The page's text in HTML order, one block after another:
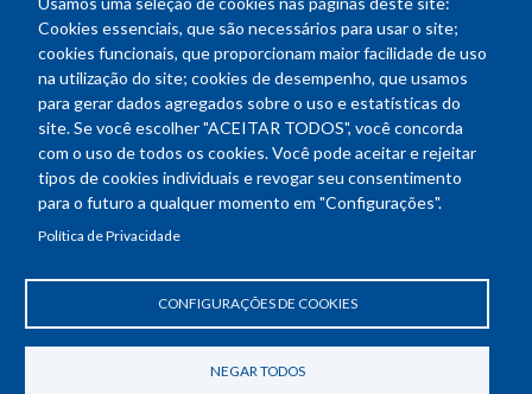
Cookies essenciais, que são necessários para usar o site;
cookies funcionais, que proporcionam maior facilidade de uso
na utilização do site; cookies de desempenho, que usamos
para gerar dados agregados sobre o uso e estatísticas do
site. Se você escolher "ACEITAR TODOS", você concorda
com o uso de todos os cookies. Você pode aceitar e rejeitar
tipos de cookies individuais e revogar seu consentimento
para o futuro a qualquer momento em "Configurações".
Política de Privacidade
CONFIGURAÇÕES DE COOKIES
NEGAR TODOS
NEWSLETTER
Endereço: SEPN 508, Bloco A
70740-541 - Brasília-DF
Horário de funcionamento: das 8h30 às 18h30
Política de Privacidade
Revogar consentimento de cookies